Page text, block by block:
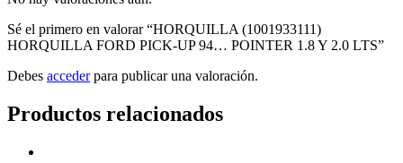
Sé el primero en valorar “HORQUILLA (1001933111)
HORQUILLA FORD PICK-UP 94… POINTER 1.8 Y 2.0 LTS”
Debes accederpara publicar una valoración.
Productos relacionados